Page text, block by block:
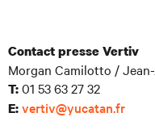
Contact presse Vertiv
Morgan Camilotto /
T:01 53 63 27 32
E:vertiv@yucatan.fr